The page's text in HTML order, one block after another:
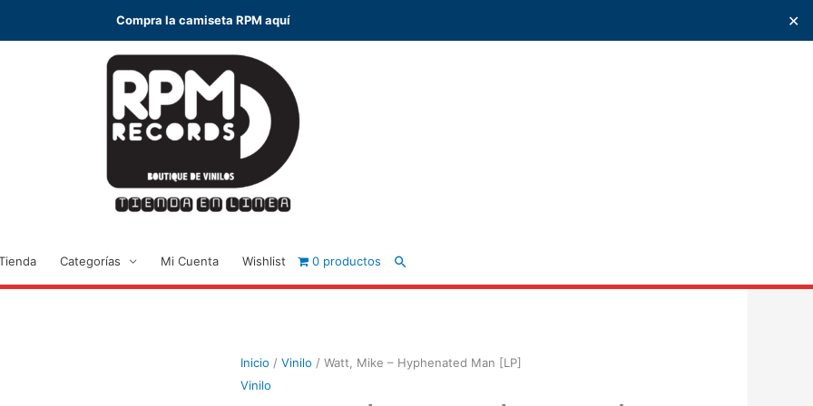
Compra la camiseta RPM aquí ✕
Categorías Mi Cuenta Wishlist 0 productos Buscar
Inicio /Vinilo / Watt, Mike – Hyphenated Man [LP]
Vinilo